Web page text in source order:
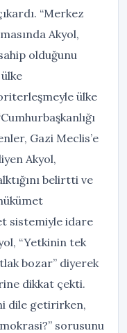
“Merkez
Akyol,
olduğunu
ülke
Gazi Meclis’e
Akyol,
belirtti ve
sistemiyle idare
“Yetkinin tek
bozar” diyerek
dikkat çekti.
dile getirirken,
sorusunu